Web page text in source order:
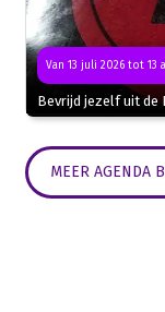
Van 13 juli 2026 tot 13
Bevrijd jezelf uit de
MEER AGENDA